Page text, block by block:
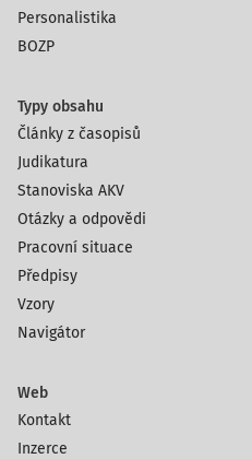
Personalistika
BOZP
Typy obsahu
Články z časopisů
Judikatura
Stanoviska AKV
Otázky a odpovědi
Pracovní situace
Předpisy
Vzory
Navigátor
Web
Kontakt
Inzerce